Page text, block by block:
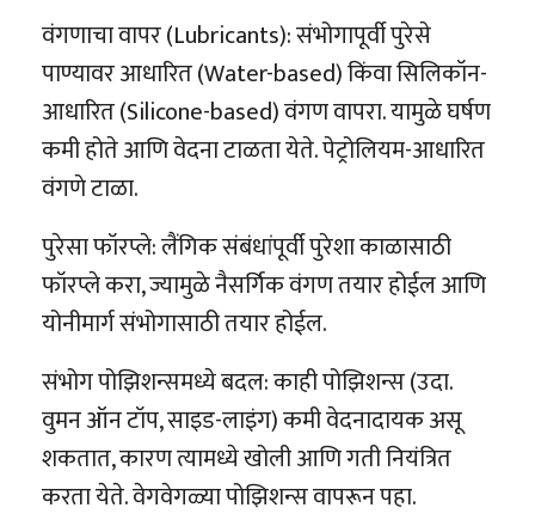
वंगणाचा वापर (Lubricants): संभोगापूर्वी पुरेसे
पाण्यावर आधारित (Water-based) किंवा सिलिकॉन-
आधारित (Silicone-based) वंगण वापरा. यामुळे घर्षण
कमी होते आणि वेदना टाळता येते. पेट्रोलियम-आधारित
वंगणे टाळा.
पुरेसा फॉरप्ले: लैंगिक संबंधांपूर्वी पुरेशा काळासाठी
फॉरप्ले करा, ज्यामुळे नैसर्गिक वंगण तयार होईल आणि
योनीमार्ग संभोगासाठी तयार होईल.
संभोग पोझिशन्समध्ये बदल: काही पोझिशन्स (उदा.
वुमन ऑन टॉप, साइड-लाइंग) कमी वेदनादायक असू
शकतात, कारण त्यामध्ये खोली आणि गती नियंत्रित
करता येते. वेगवेगळ्या पोझिशन्स वापरून पहा.